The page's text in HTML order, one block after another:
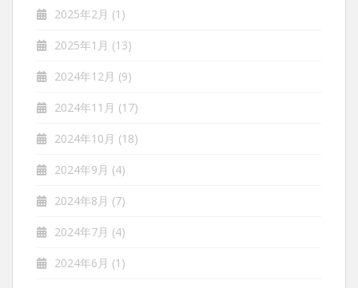
2025年2月 (1)
2025年1月 (13)
2024年12月 (9)
2024年11月 (17)
2024年10月 (18)
2024年9月 (4)
2024年8月 (7)
2024年7月 (4)
2024年6月 (1)